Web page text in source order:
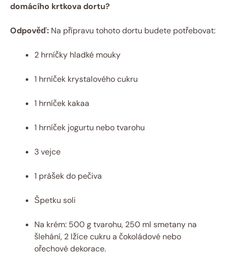
domácího krtkova dortu?
Odpověď: Na přípravu tohoto dortu budete potřebovat:
2 hrníčky hladké mouky
1 hrníček krystalového cukru
1 hrníček kakaa
1 hrníček jogurtu nebo tvarohu
3 vejce
1 prášek do pečiva
Špetku soli
Na krém: 500 g tvarohu, 250 ml smetany na
šlehání, 2 lžíce cukru a čokoládové nebo
ořechové dekorace.